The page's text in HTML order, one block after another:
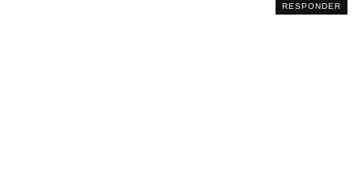
RESPONDER